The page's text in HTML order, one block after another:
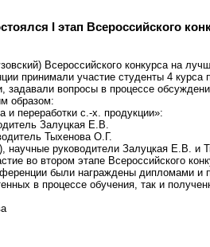
I этап Всероссийского
Всероссийского конкурса на
принимали участие студенты 4
задавали вопросы в процессе
образом:
и переработки с.-х. продукции»:
Залуцкая Е.В.
Тыхенова О.Г.
руководители Залуцкая Е.В. и
во втором этапе Всероссийского
были награждены дипломами
в процессе обучения, так и